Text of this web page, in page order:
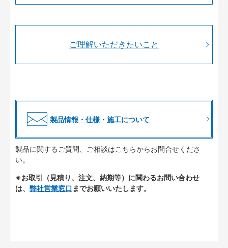
ご理解いただきたいこと
製品情報・仕様・施工について
製品に関するご質問、ご相談はこちらからお問合せくださ
い。
※お取引（見積り、注文、納期等）に関わるお問い合わせ
は、 弊社営業窓口 までお願いいたします。